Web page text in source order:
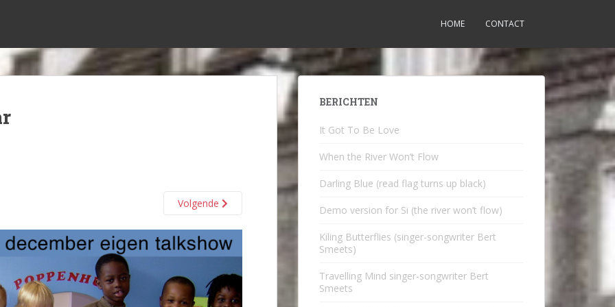
HOME CONTACT
Volgende
BERICHTEN
It Got To Be Love
When the River Won’t Flow
Darling Blue (read flag turns up black)
Demo version for Si (the river won’t flow)
Kiling Butterflies (singer-songwriter Bert
Smeets)
Travelling Mind singer-songwriter Bert
Smeets